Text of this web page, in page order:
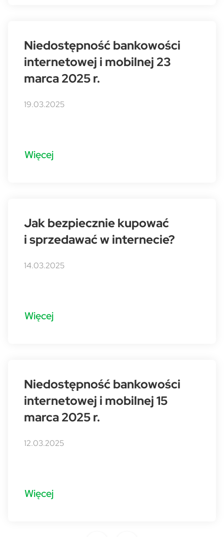
Niedostępność bankowości
internetowej i mobilnej 23
marca 2025 r.
19.03.2025
Więcej
Jak bezpiecznie kupować
i sprzedawać w internecie?
14.03.2025
Więcej
Niedostępność bankowości
internetowej i mobilnej 15
marca 2025 r.
12.03.2025
Więcej